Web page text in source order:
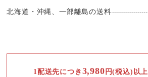
北海道・沖縄、一部離島の送料
1配送先につき 3,980 円(税込)以